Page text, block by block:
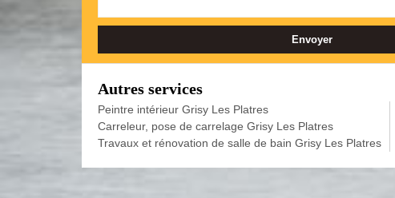
Autres services
Peintre intérieur Grisy Les Platres
Carreleur, pose de carrelage Grisy Les Platres
Travaux et rénovation de salle de bain Grisy Les Platres